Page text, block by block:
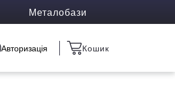
Металобази
Авторизація Кошик